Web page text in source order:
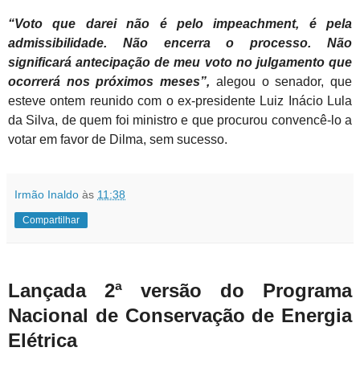
“Voto que darei não é pelo impeachment, é pela
admissibilidade. Não encerra o processo. Não
significará antecipação de meu voto no julgamento que
ocorrerá nos próximos meses”, alegou o senador, que
esteve ontem reunido com o ex-presidente Luiz Inácio Lula
da Silva, de quem foi ministro e que procurou convencê-lo a
votar em favor de Dilma, sem sucesso.
Irmão Inaldo às 11:38
Compartilhar
Lançada 2ª versão do Programa
Nacional de Conservação de Energia
Elétrica